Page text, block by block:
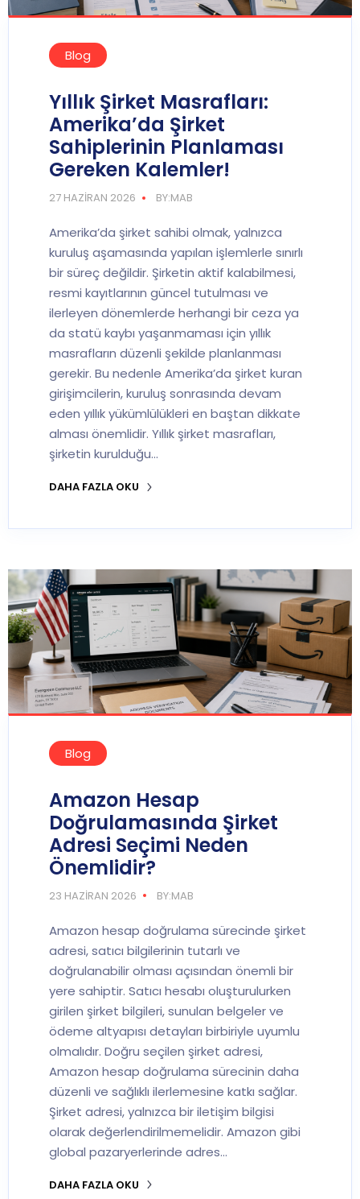
Blog
Yıllık Şirket Masrafları:
Amerika’da Şirket
Sahiplerinin Planlaması
Gereken Kalemler!
27 HAZIRAN 2026 BY:MAB
Amerika’da şirket sahibi olmak, yalnızca
kuruluş aşamasında yapılan işlemlerle sınırlı
bir süreç değildir. Şirketin aktif kalabilmesi,
resmi kayıtlarının güncel tutulması ve
ilerleyen dönemlerde herhangi bir ceza ya
da statü kaybı yaşanmaması için yıllık
masrafların düzenli şekilde planlanması
gerekir. Bu nedenle Amerika’da şirket kuran
girişimcilerin, kuruluş sonrasında devam
eden yıllık yükümlülükleri en baştan dikkate
alması önemlidir. Yıllık şirket masrafları,
şirketin kurulduğu…
DAHA FAZLA OKU
Blog
Amazon Hesap
Doğrulamasında Şirket
Adresi Seçimi Neden
Önemlidir?
23 HAZIRAN 2026 BY:MAB
Amazon hesap doğrulama sürecinde şirket
adresi, satıcı bilgilerinin tutarlı ve
doğrulanabilir olması açısından önemli bir
yere sahiptir. Satıcı hesabı oluşturulurken
girilen şirket bilgileri, sunulan belgeler ve
ödeme altyapısı detayları birbiriyle uyumlu
olmalıdır. Doğru seçilen şirket adresi,
Amazon hesap doğrulama sürecinin daha
düzenli ve sağlıklı ilerlemesine katkı sağlar.
Şirket adresi, yalnızca bir iletişim bilgisi
olarak değerlendirilmemelidir. Amazon gibi
global pazaryerlerinde adres…
DAHA FAZLA OKU